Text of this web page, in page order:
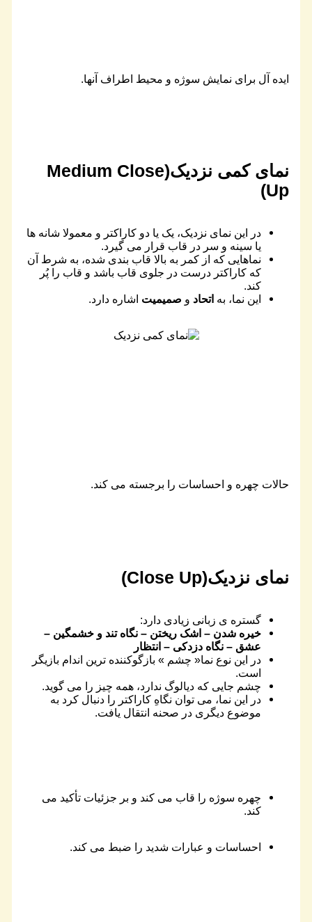
ایده آل برای نمایش سوژه و محیط اطراف آنها.
نمای کمی نزدیک(Medium Close
Up)
در این نمای نزدیک، یک یا دو کاراکتر و معمولا شانه ها
یا سینه و سر در قاب قرار می گیرد.
نماهایی که از کمر به بالا قاب بندی شده، به شرط آن
که کاراکتر درست در جلوی قاب باشد و قاب را پُر
کند.
این نما، بهاتحاد و صمیمیت اشاره دارد.
حالات چهره و احساسات را برجسته می کند.
نمای نزدیک(Close Up)
گستره ی زبانی زیادی دارد:
خیره شدن – اشک ریختن – نگاه تند و خشمگین –
عشق – نگاه دزدکی – انتظار
در این نوع نما« چشم » بازگوکننده ترین اندام بازیگر
است.
چشم جایی که دیالوگ ندارد، همه چیز را می گوید.
در این نما، می توان نگاهِ کاراکتر را دنبال کرد به
موضوع دیگری در صحنه انتقال یافت.
چهره سوژه را قاب می کند و بر جزئیات تأکید می
کند.
احساسات و عبارات شدید را ضبط می کند.